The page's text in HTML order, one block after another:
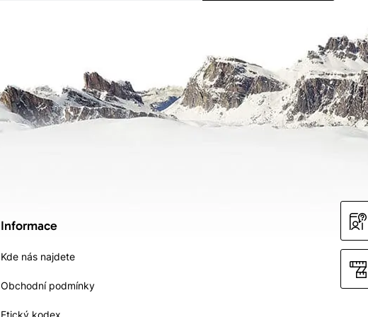
Informace
Kde nás najdete
Obchodní podmínky